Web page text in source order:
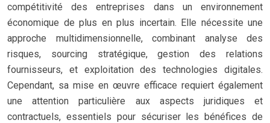
compétitivité des entreprises dans un environnement
économique de plus en plus incertain. Elle nécessite une
approche multidimensionnelle, combinant analyse des
risques, sourcing stratégique, gestion des relations
fournisseurs, et exploitation des technologies digitales.
Cependant, sa mise en œuvre efficace requiert également
une attention particulière aux aspects juridiques et
contractuels, essentiels pour sécuriser les bénéfices de